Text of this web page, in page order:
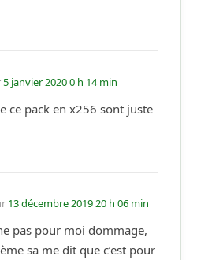
5 janvier 2020 0 h 14 min
ce pack en x256 sont juste
13 décembre 2019 20 h 06 min
pas pour moi dommage,
sa me dit que c’est pour